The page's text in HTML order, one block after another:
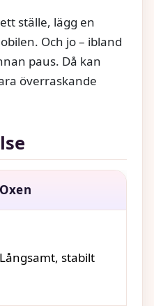
ställe, lägg en
Och jo – ibland
paus. Då kan
överraskande
Oxen
Långsamt, stabilt